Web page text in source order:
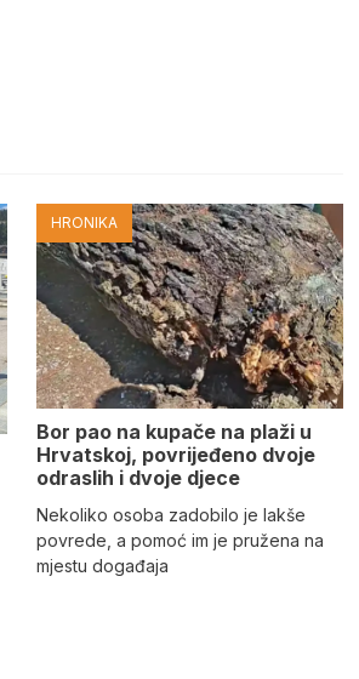
HRONIKA
Bor pao na kupače na plaži u
Hrvatskoj, povrijeđeno dvoje
odraslih i dvoje djece
Nekoliko osoba zadobilo je lakše
povrede, a pomoć im je pružena na
mjestu događaja